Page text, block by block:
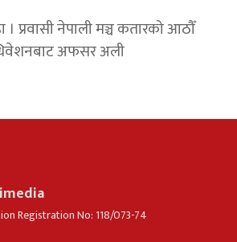
। प्रवासी नेपाली मञ्च कतारको आठौँ
अफसर अली
Registration No: 118/073-74